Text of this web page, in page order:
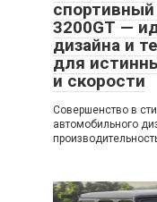
3200GT —
дизайна и
для
и скорости
Совершенство в
автомобильного